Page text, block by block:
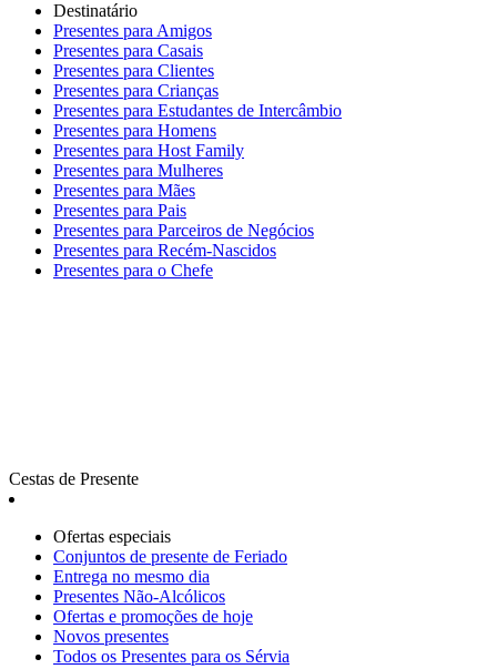
Destinatário
Presentes para Amigos
Presentes para Casais
Presentes para Clientes
Presentes para Crianças
Presentes para Estudantes de Intercâmbio
Presentes para Homens
Presentes para Host Family
Presentes para Mulheres
Presentes para Mães
Presentes para Pais
Presentes para Parceiros de Negócios
Presentes para Recém-Nascidos
Presentes para o Chefe
Cestas de Presente
Ofertas especiais
Сonjuntos de presente de Feriado
Entrega no mesmo dia
Presentes Não-Alcólicos
Ofertas e promoções de hoje
Novos presentes
Todos os Presentes para os Sérvia